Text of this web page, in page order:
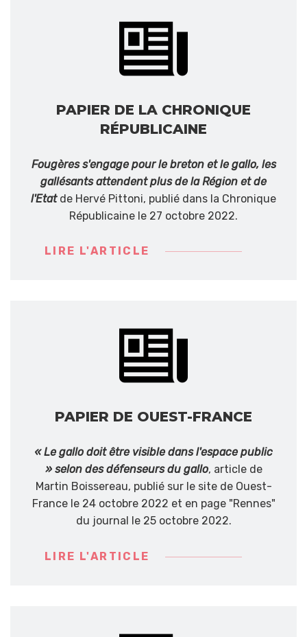
PAPIER DE LA CHRONIQUE
RÉPUBLICAINE
Fougères s'engage pour le breton et le gallo, les
gallésants attendent plus de la Région et de
l'Etatde Hervé Pittoni, publié dans la Chronique
Républicaine le 27 octobre 2022.
LIRE L'ARTICLE
PAPIER DE OUEST-FRANCE
« Le gallo doit être visible dans l'espace public
» selon des défenseurs du gallo, article de
Martin Boissereau, publié sur le site de Ouest-
France le 24 octobre 2022 et en page "Rennes"
du journal le 25 octobre 2022.
LIRE L'ARTICLE